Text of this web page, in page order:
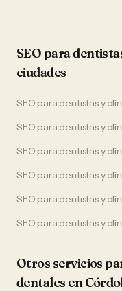
SEO para
ciudades
SEO para dentistas y
SEO para dentistas y
SEO para dentistas y
SEO para dentistas y
SEO para dentistas y
SEO para dentistas y
Otros servicios
dentales en